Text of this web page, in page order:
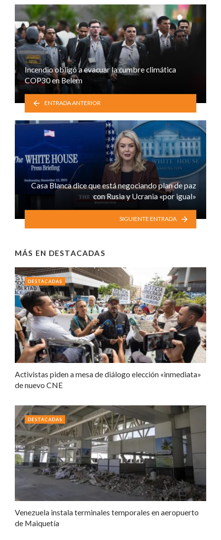
Incendio obligó a evacuar la cumbre climática
COP30 en Belem
ENTRADA ANTERIOR
Casa Blanca dice que está negociando plan de paz
con Rusia y Ucrania «por igual»
SIGUIENTE ENTRADA
MÁS EN DESTACADAS
Activistas piden a mesa de diálogo elección «inmediata»
de nuevo CNE
DESTACADAS
Venezuela instala terminales temporales en aeropuerto
de Maiquetía
DESTACADAS